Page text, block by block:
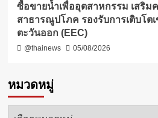
ซื้อขายน้ำเพื่ออุตสาหกรรม เสริม
สาธารณูปโภค รองรับการเติบโต
ตะวันออก (EEC)
@thainews 05/08/2026
หมวดหมู่
หมวด